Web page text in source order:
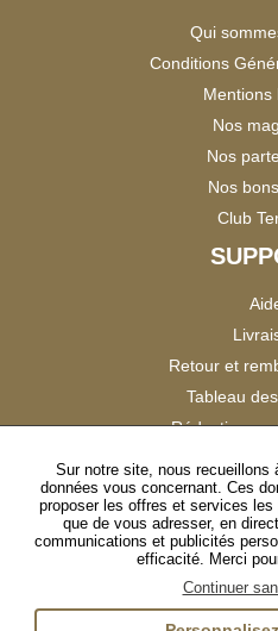
Qui
Conditions
Mentions
Nos
Nos
Nos
Club
Retour et
Tableau
Réduction
Sur notre site, nous
données vous concernant. Ces
proposer les offres et services
que de vous adresser, en
communications et publicités
efficacité. Merci
Continuer